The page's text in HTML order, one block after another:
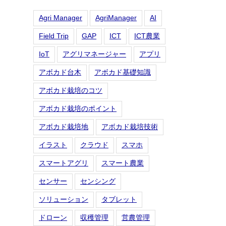
Agri Manager AgriManager AI
Field Trip GAP ICT ICT農業
IoT アグリマネージャー アプリ
アボカド台木 アボカド基礎知識
アボカド栽培のコツ
アボカド栽培のポイント
アボカド栽培地 アボカド栽培技術
イラスト クラウド スマホ
スマートアグリ スマート農業
センサー センシング
ソリューション タブレット
ドローン 収穫管理 営農管理